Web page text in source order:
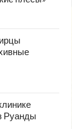
Руанды